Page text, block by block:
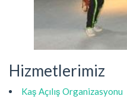
Hizmetlerimiz
Kaş Açılış Organizasyonu